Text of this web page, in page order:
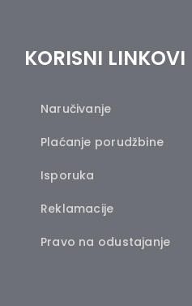
KORISNI LINKOVI
Naručivanje
Plaćanje porudžbine
Isporuka
Reklamacije
Pravo na odustajanje